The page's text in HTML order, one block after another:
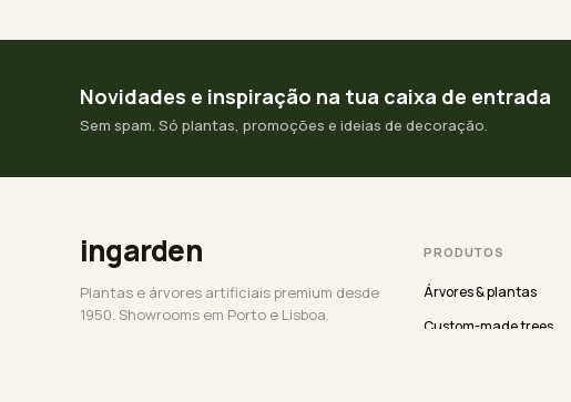
Novidades e inspiração na tua caixa de entrada
Sem spam. Só plantas, promoções e ideias de decoração.
ingarden
Plantas e árvores artificiais premium desde
1950. Showrooms em Porto e Lisboa.
PRODUTOS
Árvores & plantas
Custom-made trees